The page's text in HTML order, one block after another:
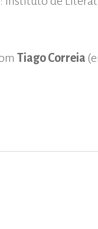
Tiago Correia